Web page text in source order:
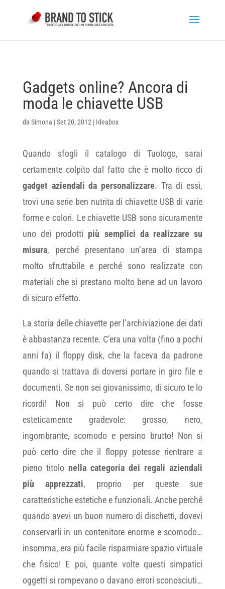
Gadgets online? Ancora di
moda le chiavette USB
da Simona |Set 20, 2012 | Ideabox
Quando sfogli il catalogo di Tuologo, sarai
certamente colpito dal fatto che è molto ricco di
gadget aziendali da personalizzare. Tra di essi,
trovi una serie ben nutrita di chiavette USB di varie
forme e colori. Le chiavette USB sono sicuramente
uno dei prodotti più semplici da realizzare su
misura, perché presentano un’area di stampa
molto sfruttabile e perché sono realizzate con
materiali che si prestano molto bene ad un lavoro
di sicuro effetto.
La storia delle chiavette per l’archiviazione dei dati
è abbastanza recente. C’era una volta (fino a pochi
anni fa) il floppy disk, che la faceva da padrone
quando si trattava di doversi portare in giro file e
documenti. Se non sei giovanissimo, di sicuro te lo
ricordi! Non si può certo dire che fosse
esteticamente gradevole: grosso, nero,
ingombrante, scomodo e persino brutto! Non si
può certo dire che il floppy potesse rientrare a
pieno titolo nella categoria dei regali aziendali
più apprezzati, proprio per queste sue
caratteristiche estetiche e funzionali. Anche perché
quando avevi un buon numero di dischetti, dovevi
conservarli in un contenitore enorme e scomodo…
insomma, era più facile risparmiare spazio virtuale
che fisico! E poi, quante volte questi simpatici
oggetti si rompevano o davano errori sconosciuti…